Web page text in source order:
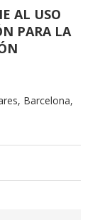
AL USO
PARA LA
Barcelona,